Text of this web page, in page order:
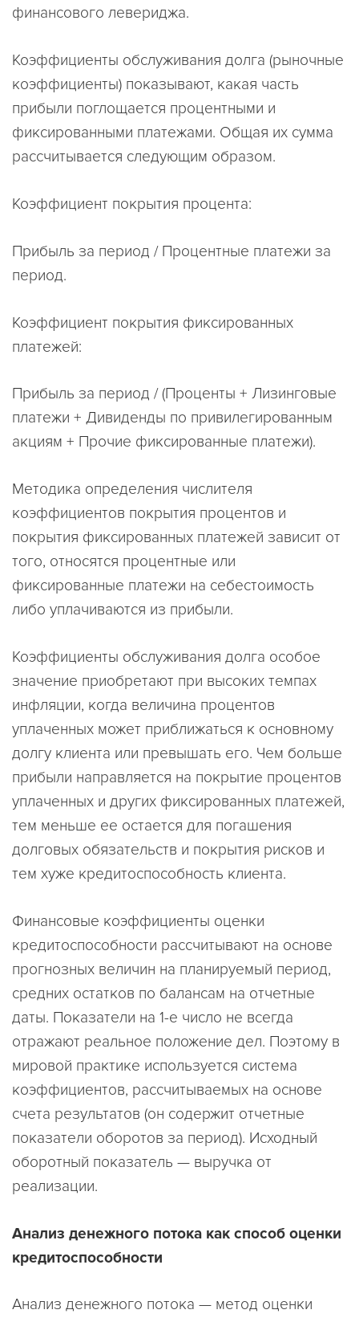
финансового левериджа.
Коэффициенты обслуживания долга (рыночные
коэффициенты) показывают, какая часть
прибыли поглощается процентными и
фиксированными платежами. Общая их сумма
рассчитывается следующим образом.
Коэффициент покрытия процента:
Прибыль за период / Процентные платежи за
период.
Коэффициент покрытия фиксированных
платежей:
Прибыль за период / (Проценты + Лизинговые
платежи + Дивиденды по привилегированным
акциям + Прочие фиксированные платежи).
Методика определения числителя
коэффициентов покрытия процентов и
покрытия фиксированных платежей зависит от
того, относятся процентные или
фиксированные платежи на себестоимость
либо уплачиваются из прибыли.
Коэффициенты обслуживания долга особое
значение приобретают при высоких темпах
инфляции, когда величина процентов
уплаченных может приближаться к основному
долгу клиента или превышать его. Чем больше
прибыли направляется на покрытие процентов
уплаченных и других фиксированных платежей,
тем меньше ее остается для погашения
долговых обязательств и покрытия рисков и
тем хуже кредитоспособность клиента.
Финансовые коэффициенты оценки
кредитоспособности рассчитывают на основе
прогнозных величин на планируемый период,
средних остатков по балансам на отчетные
даты. Показатели на 1-е число не всегда
отражают реальное положение дел. Поэтому в
мировой практике используется система
коэффициентов, рассчитываемых на основе
счета результатов (он содержит отчетные
показатели оборотов за период). Исходный
оборотный показатель — выручка от
реализации.
Анализ денежного потока как способ оценки
кредитоспособности
Анализ денежного потока — метод оценки